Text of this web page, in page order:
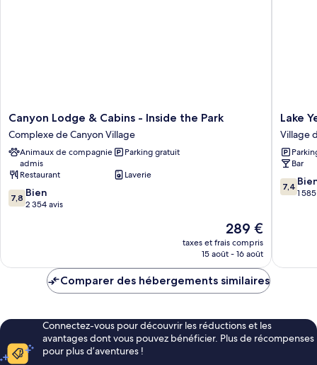
Canyon
Lodge
&
Cabins
Inside
the
Park
Canyon Lodge & Cabins - Inside the Park
Complexe de Canyon Village
Animaux de compagnie
admis
Parking gratuit
Restaurant
Laverie
7.8
sur
7,8 Bien
2 354 avis
Le
nouveau
prix
de
289 €
taxes et frais compris
15 août - 16 août
Lake
Hotel
and
Cabins
Village
du
Lake
Village
Bar
7.4
sur
7,4
1
Comparer des hébergements similaires
Connectez-vous pour découvrir les réductions et les
avantages dont vous pouvez bénéficier. Plus de récompenses
pour plus d’aventures !